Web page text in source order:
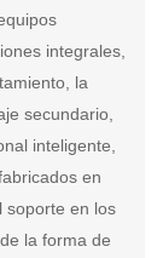
integrales,
la
secundario,
inteligente,
en
soporte en los
la forma de